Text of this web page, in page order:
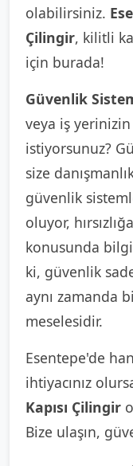
olabilirsiniz.
Çilingir, kilitli
için burada!
Güvenlik
veya iş
istiyorsunuz?
size
güvenlik
oluyor,
konusunda
ki, güvenlik
aynı zamanda
meselesidir.
Esentepe'de
ihtiyacınız
Kapısı Çilingir
Bize ulaşın,